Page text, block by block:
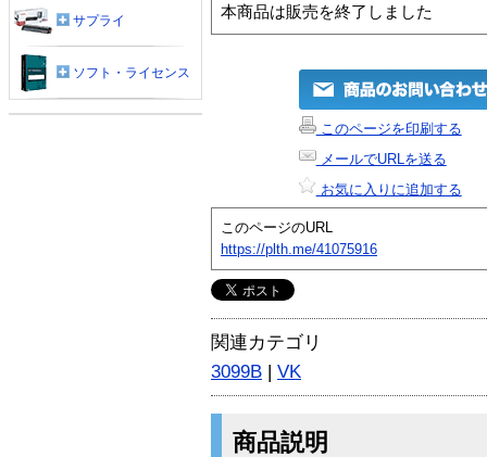
本商品は販売を終了しました
このページを印刷する
メールでURLを送る
お気に入りに追加する
このページのURL
https://plth.me/41075916
関連カテゴリ
3099B | VK
商品説明
サプライ
ソフト・ライセンス